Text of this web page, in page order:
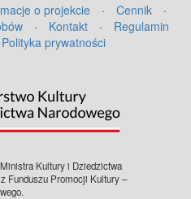
o projekcie · Cennik
·
· Kontakt ·
Regulamin
Polityka prywatności
Kultury i Dziedzictwa
Funduszu Promocji Kultury –